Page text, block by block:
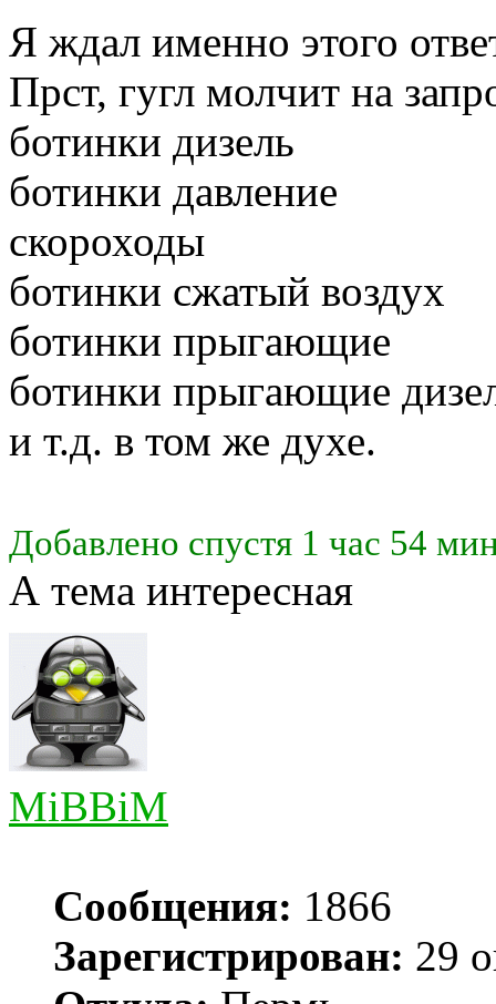
Я ждал именно этого
Прст, гугл молчит на
ботинки дизель
ботинки давление
скороходы
ботинки сжатый воздух
ботинки прыгающие
ботинки прыгающие
и т.д. в том же духе.
Добавлено спустя 1 час 54
А тема интересная
MiBBiM
Сообщения: 1866
Зарегистрирован: 29